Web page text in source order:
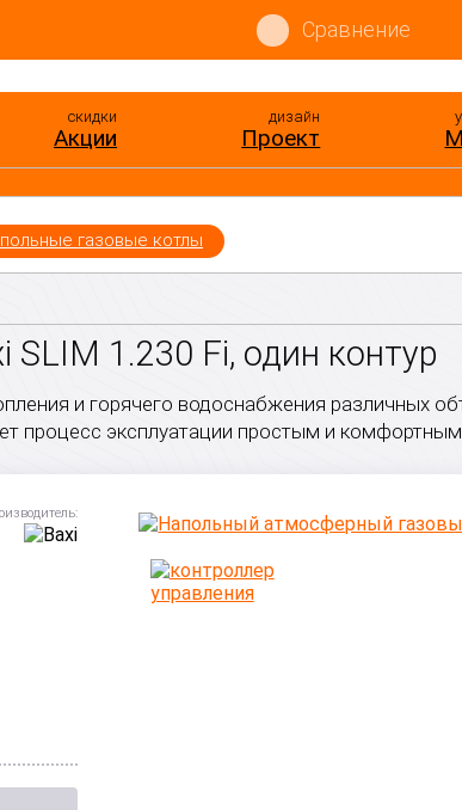
Сравнение
скидки
Акции
дизайн
Проект
газовые котлы
1.230 Fi, один контур
и горячего водоснабжения различных
процесс эксплуатации простым и